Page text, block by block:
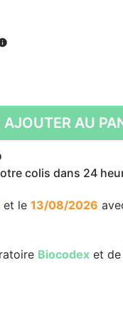
zoom_in
AJOUTER AU
colis dans 24
et le 13/08/2026
Biocodexet de